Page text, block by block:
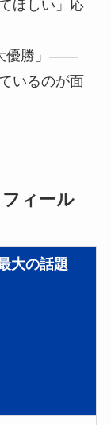
ほしい」応
優勝」——
いるのが面
ィール
大の話題